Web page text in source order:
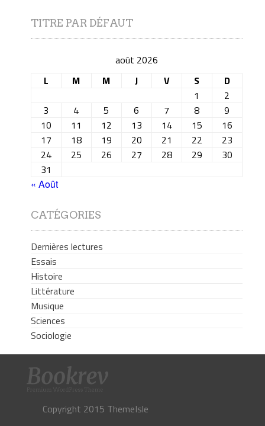
TITRE PAR DÉFAUT
août 2026
L
M M J V S
D
1
2
3
4 5 6 7 8
9
10
11 12 13 14 15
16
17
18 19 20 21 22
23
24
25 26 27 28 29
30
31
« Août
CATÉGORIES
Dernières lectures
Essais
Histoire
Littérature
Musique
Sciences
Sociologie
Copyright 2015 ThemeIsle